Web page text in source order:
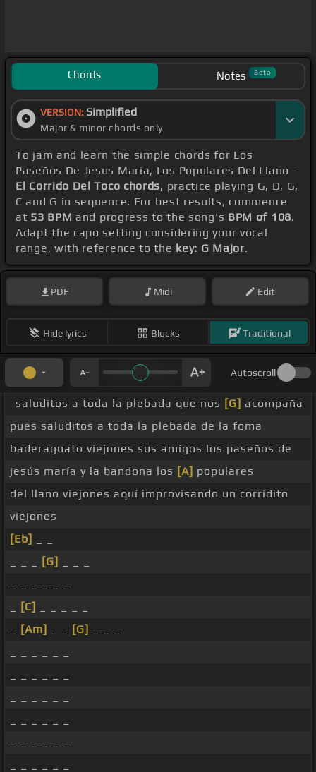
Chords Notes Beta
VERSION: Simplified
Major & minor chords only
To jam and learn the simple chords for Los
Paseños De Jesus Maria, Los Populares Del Llano -
El Corrido Del Toco chords, practice playing G, D, G,
C and G in sequence. For best results, commence
at 53 BPM and progress to the song's BPM of 108.
Adapt the capo setting considering your vocal
range, with reference to the key: G Major.
PDF Midi Edit
Hide lyrics Blocks Traditional
Autoscroll
saluditos a toda la plebada que nos [G] acompaña
pues saluditos a toda la plebada de la foma
baderaguato viejones sus amigos los paseños de
jesús maría y la bandona los [A] populares
del llano viejones aquí improvisando un corridito
viejones
[Eb]
[G]
[C]
[Am] [G]